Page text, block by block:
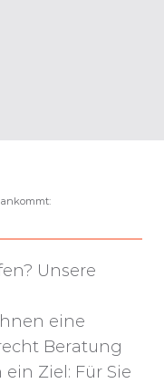
Unsere
eine
Beratung
Ziel: Für Sie